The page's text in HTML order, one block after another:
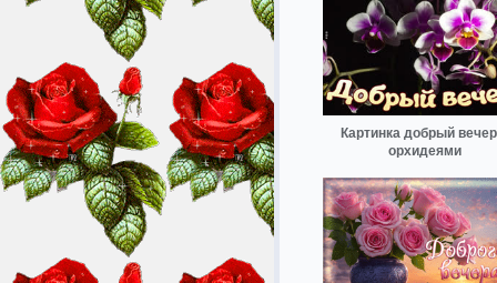
Картинка добрый
орхидеями